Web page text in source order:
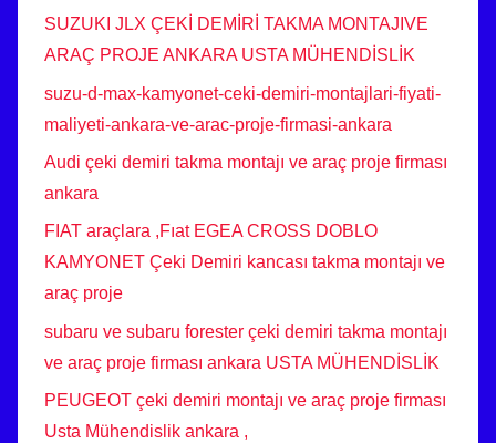
SUZUKI JLX ÇEKİ DEMİRİ TAKMA MONTAJIVE
ARAÇ PROJE ANKARA USTA MÜHENDİSLİK
suzu-d-max-kamyonet-ceki-demiri-montajlari-fiyati-
maliyeti-ankara-ve-arac-proje-firmasi-ankara
Audi çeki demiri takma montajı ve araç proje firması
ankara
FIAT araçlara ,Fıat EGEA CROSS DOBLO
KAMYONET Çeki Demiri kancası takma montajı ve
araç proje
subaru ve subaru forester çeki demiri takma montajı
ve araç proje firması ankara USTA MÜHENDİSLİK
PEUGEOT çeki demiri montajı ve araç proje firması
Usta Mühendislik ankara ,